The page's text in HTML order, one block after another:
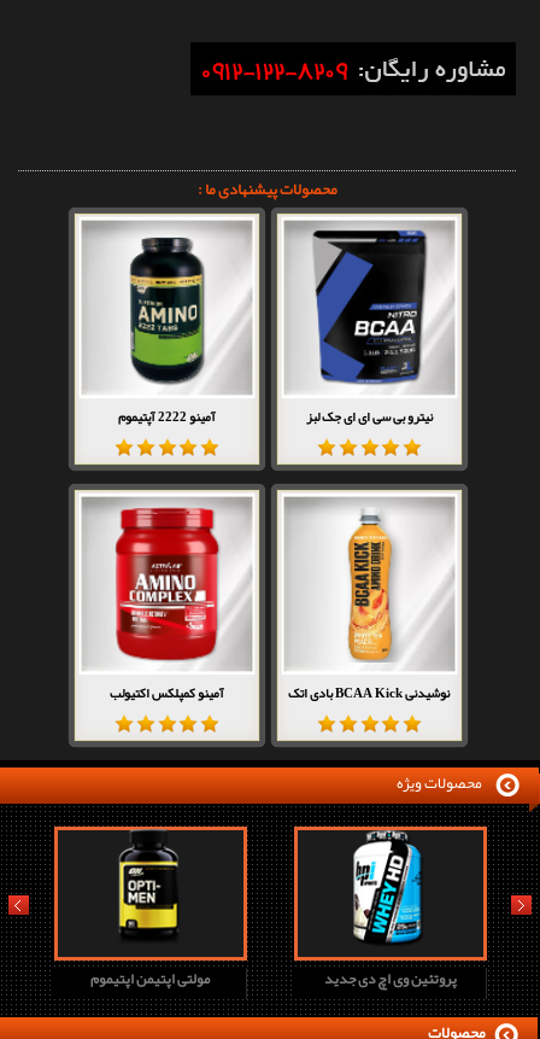
محصولات پیشنهادی ما :
نیترو بی سی ای ای جک لبز آمینو 2222 آپتیموم
نوشیدنی BCAA Kick بادی اتک آمینو کمپلکس اکتیولب
محصولات ویژه
مولتی اپتیمن اپتیموم پروتئین وی اچ دی جدید
prev next